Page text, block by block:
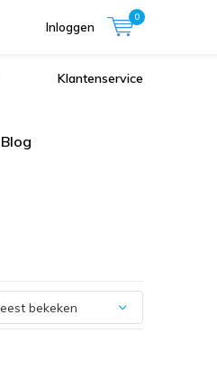
Inloggen
0
Klantenservice
Blog